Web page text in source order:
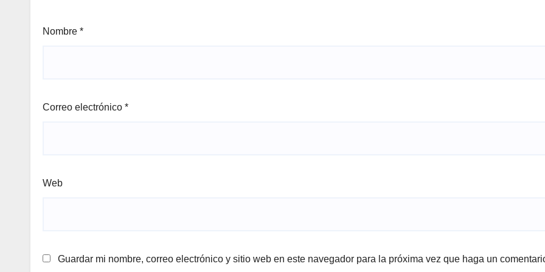
Nombre *
Correo electrónico *
Web
Guardar mi nombre, correo electrónico y sitio web en este navegador para la próxima vez que haga un